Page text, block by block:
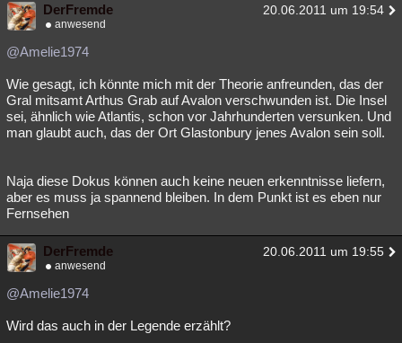
DerFremde 20.06.2011 um 19:54
anwesend
@Amelie1974
Wie gesagt, ich könnte mich mit der Theorie anfreunden, das der
Gral mitsamt Arthus Grab auf Avalon verschwunden ist. Die Insel
sei, ähnlich wie Atlantis, schon vor Jahrhunderten versunken. Und
man glaubt auch, das der Ort Glastonbury jenes Avalon sein soll.
Naja diese Dokus können auch keine neuen erkenntnisse liefern,
aber es muss ja spannend bleiben. In dem Punkt ist es eben nur
Fernsehen
DerFremde 20.06.2011 um 19:55
anwesend
@Amelie1974
Wird das auch in der Legende erzählt?